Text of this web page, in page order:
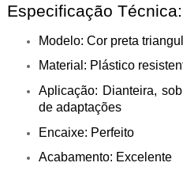
Especificação Técnica:
Modelo: Cor preta
Material: Plástico
Aplicação: Dianteira,
de adaptações
Encaixe: Perfeito
Acabamento: Excelente